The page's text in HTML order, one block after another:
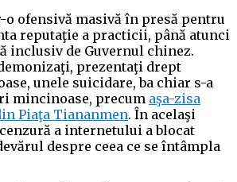
ofensivă masivă în presă pentru
reputaţie a practicii, până atunci
inclusiv de Guvernul chinez.
prezentaţi drept
unele suicidare, ba chiar s-a
mincinoase, precum aşa-zisa
Piaţa Tiananmen. În acelaşi
a internetului a blocat
despre ceea ce se întâmpla